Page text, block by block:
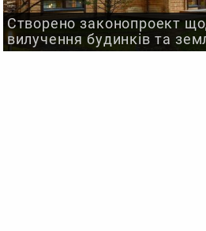
Створено законопроект
вилучення будинків та